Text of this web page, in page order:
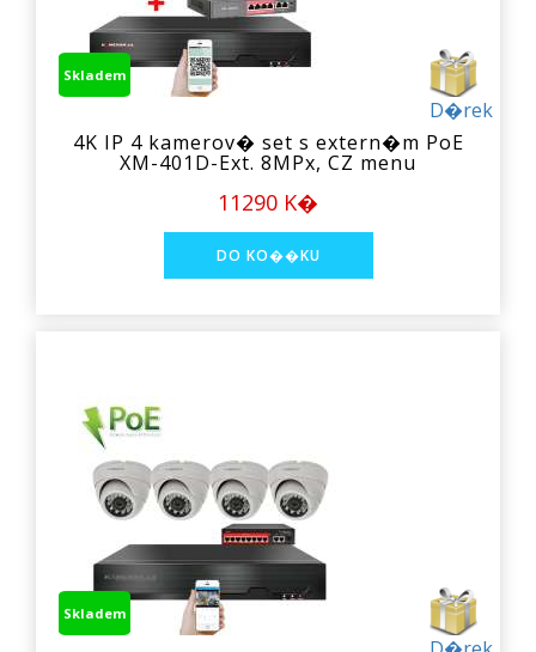
D�rek
Skladem
4K IP 4 kamerov� set s extern�m PoE
XM-401D-Ext. 8MPx, CZ menu
11290 K�
Skladem